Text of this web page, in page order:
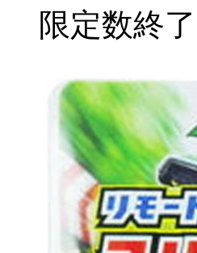
限定数終了